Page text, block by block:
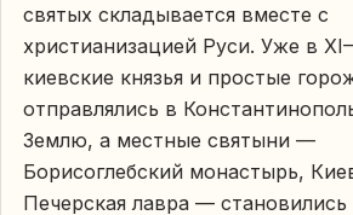
святых складывается вместе с
христианизацией Руси. Уже в
киевские князья и простые
отправлялись в
Землю, а местные святыни —
Борисоглебский монастырь,
Печерская лавра —